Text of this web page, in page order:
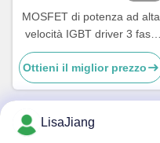
MOSFET di potenza ad alta
velocità IGBT driver 3 fase
High Voltage Gate Driver
Ottieni il miglior prezzo
LisaJiang